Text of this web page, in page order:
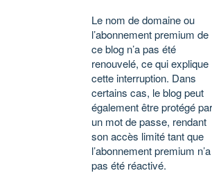
Le nom de domaine ou
l’abonnement premium de
ce blog n’a pas été
renouvelé, ce qui explique
cette interruption. Dans
certains cas, le blog peut
également être protégé par
un mot de passe, rendant
son accès limité tant que
l’abonnement premium n’a
pas été réactivé.